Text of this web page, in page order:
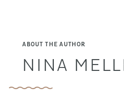
ABOUT THE AUTHOR
NINA